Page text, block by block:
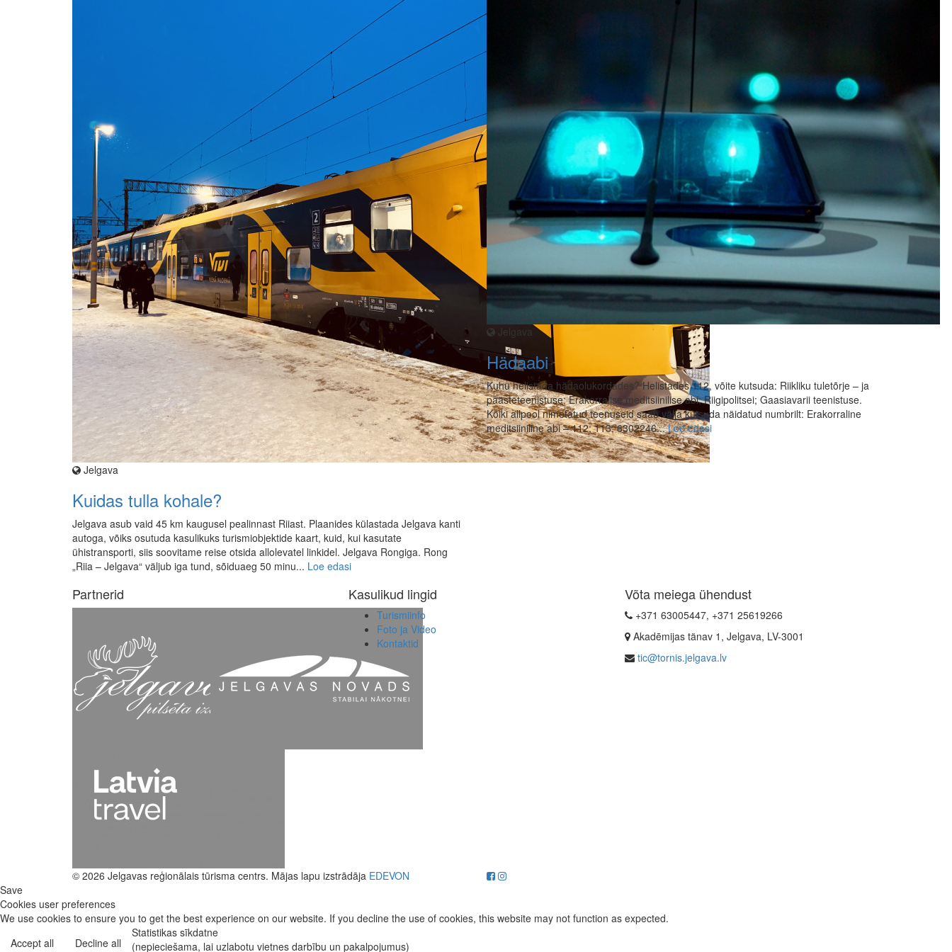
Jelgava
Kuidas tulla kohale?
Jelgava asub vaid 45 km kaugusel pealinnast Riiast. Plaanides külastada Jelgava kanti
autoga, võiks osutuda kasulikuks turismiobjektide kaart, kuid, kui kasutate
ühistransporti, siis soovitame reise otsida allolevatel linkidel. Jelgava Rongiga. Rong
„Riia – Jelgava“ väljub iga tund, sõiduaeg 50 minu... Loe edasi
Jelgava
Hädaabi
Kuhu helistada hädaolukordades? Helistades 112, võite kutsuda: Riikliku tuletõrje – ja
päästeteenistuse; Erakorralise meditsiinilise abi; Riigipolitsei; Gaasiavarii teenistuse.
Kõiki allpool nimetatud teenuseid saab välja kutsuda näidatud numbrilt: Erakorraline
meditsiiniline abi – 112; 113; 6302246...Loe edasi
Partnerid Kasulikud lingid
Turismiinfo
Foto ja Video
Kontaktid
Võta meiega ühendust
+371 63005447, +371 25619266
Akadēmijas tänav 1, Jelgava, LV-3001
tic@tornis.jelgava.lv
© 2026 Jelgavas reģionālais tūrisma centrs. Mājas lapu izstrādāja EDEVON
Save
Cookies user preferences
We use cookies to ensure you to get the best experience on our website. If you decline the use of cookies, this website may not function as expected.
Accept all
Decline all
Statistikas sīkdatne
(nepieciešama, lai uzlabotu vietnes darbību un pakalpojumus)